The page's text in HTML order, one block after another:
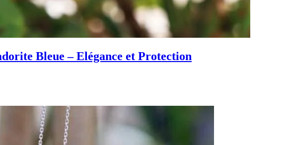
Bleue – Elégance et Protection